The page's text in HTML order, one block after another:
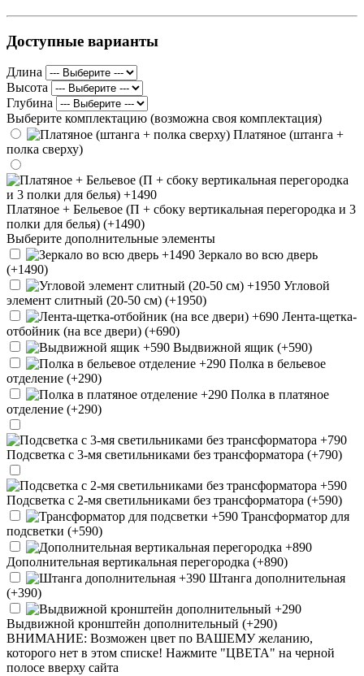
Доступные варианты
Длина
Высота
Глубина
Выберите комплектацию (возможна своя комплектация)
Платяное (штанга +
полка сверху)
Платяное + Бельевое (П + сбоку вертикальная перегородка и 3
полки для белья) (+1490)
Выберите дополнительные элементы
Зеркало во всю дверь
(+1490)
Угловой
элемент слитный (20-50 см) (+1950)
Лента-щетка-
отбойник (на все двери) (+690)
Выдвижной ящик (+590)
Полка в бельевое
отделение (+290)
Полка в платяное
отделение (+290)
Подсветка с 3-мя светильниками без трансформатора (+790)
Подсветка с 2-мя светильниками без трансформатора (+590)
Трансформатор для
подсветки (+590)
Дополнительная вертикальная перегородка (+890)
Штанга дополнительная
(+390)
Выдвижной кронштейн дополнительный (+290)
ВНИМАНИЕ: Возможен цвет по ВАШЕМУ желанию,
которого нет в этом списке! Нажмите "ЦВЕТА" на черной
полосе вверху сайта